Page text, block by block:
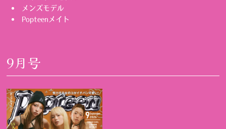
メンズモデル
Popteenメイト
9月号